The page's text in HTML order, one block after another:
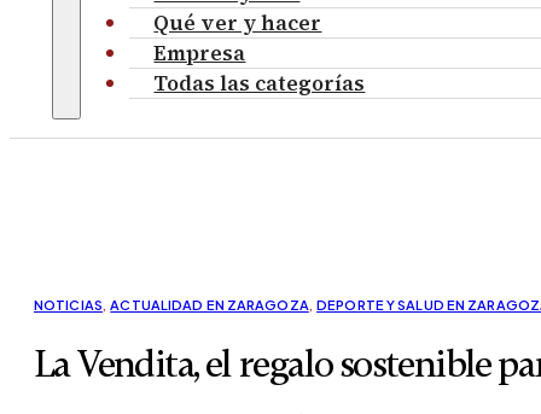
Qué ver y hacer
Empresa
Todas las categorías
NOTICIAS, ACTUALIDAD EN ZARAGOZA, DEPORTE Y SALUD EN
La Vendita, el regalo sostenible